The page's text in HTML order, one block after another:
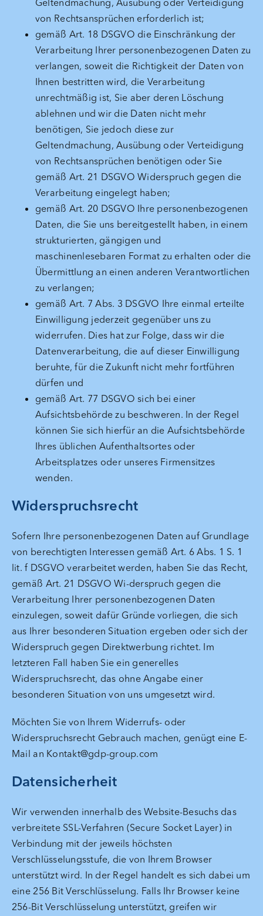
Geltendmachung, Ausübung oder Verteidigung
von Rechtsansprüchen erforderlich ist;
gemäß Art. 18 DSGVO die Einschränkung der
Verarbeitung Ihrer personenbezogenen Daten zu
verlangen, soweit die Richtigkeit der Daten von
Ihnen bestritten wird, die Verarbeitung
unrechtmäßig ist, Sie aber deren Löschung
ablehnen und wir die Daten nicht mehr
benötigen, Sie jedoch diese zur
Geltendmachung, Ausübung oder Verteidigung
von Rechtsansprüchen benötigen oder Sie
gemäß Art. 21 DSGVO Widerspruch gegen die
Verarbeitung eingelegt haben;
gemäß Art. 20 DSGVO Ihre personenbezogenen
Daten, die Sie uns bereitgestellt haben, in einem
strukturierten, gängigen und
maschinenlesebaren Format zu erhalten oder die
Übermittlung an einen anderen Verantwortlichen
zu verlangen;
gemäß Art. 7 Abs. 3 DSGVO Ihre einmal erteilte
Einwilligung jederzeit gegenüber uns zu
widerrufen. Dies hat zur Folge, dass wir die
Datenverarbeitung, die auf dieser Einwilligung
beruhte, für die Zukunft nicht mehr fortführen
dürfen und
gemäß Art. 77 DSGVO sich bei einer
Aufsichtsbehörde zu beschweren. In der Regel
können Sie sich hierfür an die Aufsichtsbehörde
Ihres üblichen Aufenthaltsortes oder
Arbeitsplatzes oder unseres Firmensitzes
wenden.
Widerspruchsrecht
Sofern Ihre personenbezogenen Daten auf Grundlage
von berechtigten Interessen gemäß Art. 6 Abs. 1 S. 1
lit. f DSGVO verarbeitet werden, haben Sie das Recht,
gemäß Art. 21 DSGVO Wi-derspruch gegen die
Verarbeitung Ihrer personenbezogenen Daten
einzulegen, soweit dafür Gründe vorliegen, die sich
aus Ihrer besonderen Situation ergeben oder sich der
Widerspruch gegen Direktwerbung richtet. Im
letzteren Fall haben Sie ein generelles
Widerspruchsrecht, das ohne Angabe einer
besonderen Situation von uns umgesetzt wird.
Möchten Sie von Ihrem Widerrufs- oder
Widerspruchsrecht Gebrauch machen, genügt eine E-
Mail an Kontakt@gdp-group.com
Datensicherheit
Wir verwenden innerhalb des Website-Besuchs das
verbreitete SSL-Verfahren (Secure Socket Layer) in
Verbindung mit der jeweils höchsten
Verschlüsselungsstufe, die von Ihrem Browser
unterstützt wird. In der Regel handelt es sich dabei um
eine 256 Bit Verschlüsselung. Falls Ihr Browser keine
256-Bit Verschlüsselung unterstützt, greifen wir